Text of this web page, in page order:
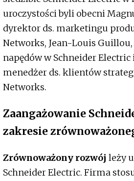
uroczystości byli obecni
dyrektor ds. marketingu
Networks, Jean-Louis Guillou,
napędów w Schneider Electric
menedżer ds. klientów
Networks.
Zaangażowanie
zakresie
Zrównoważony rozwój leży
Schneider Electric. Firma